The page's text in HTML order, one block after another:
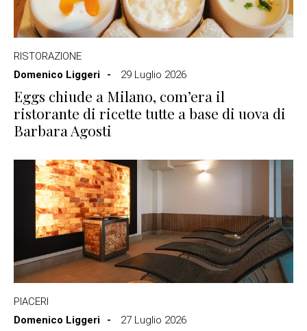
RISTORAZIONE
Domenico Liggeri
29 Luglio 2026
Eggs chiude a Milano, com’era il
ristorante di ricette tutte a base di uova di
Barbara Agosti
PIACERI
Domenico Liggeri
27 Luglio 2026